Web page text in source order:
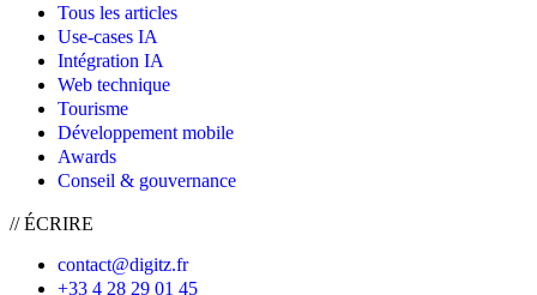
Tous les articles
Use-cases IA
Intégration IA
Web technique
Tourisme
Développement mobile
Awards
Conseil & gouvernance
// ÉCRIRE
contact@digitz.fr
+33 4 28 29 01 45